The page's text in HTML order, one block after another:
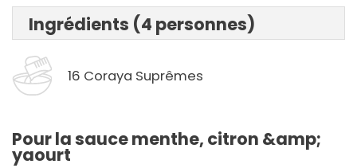
Ingrédients (4 personnes)
16 Coraya Suprêmes
Pour la sauce menthe, citron &amp;
yaourt